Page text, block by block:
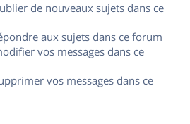
de nouveaux sujets dans ce
aux sujets dans ce forum
vos messages dans ce
vos messages dans ce